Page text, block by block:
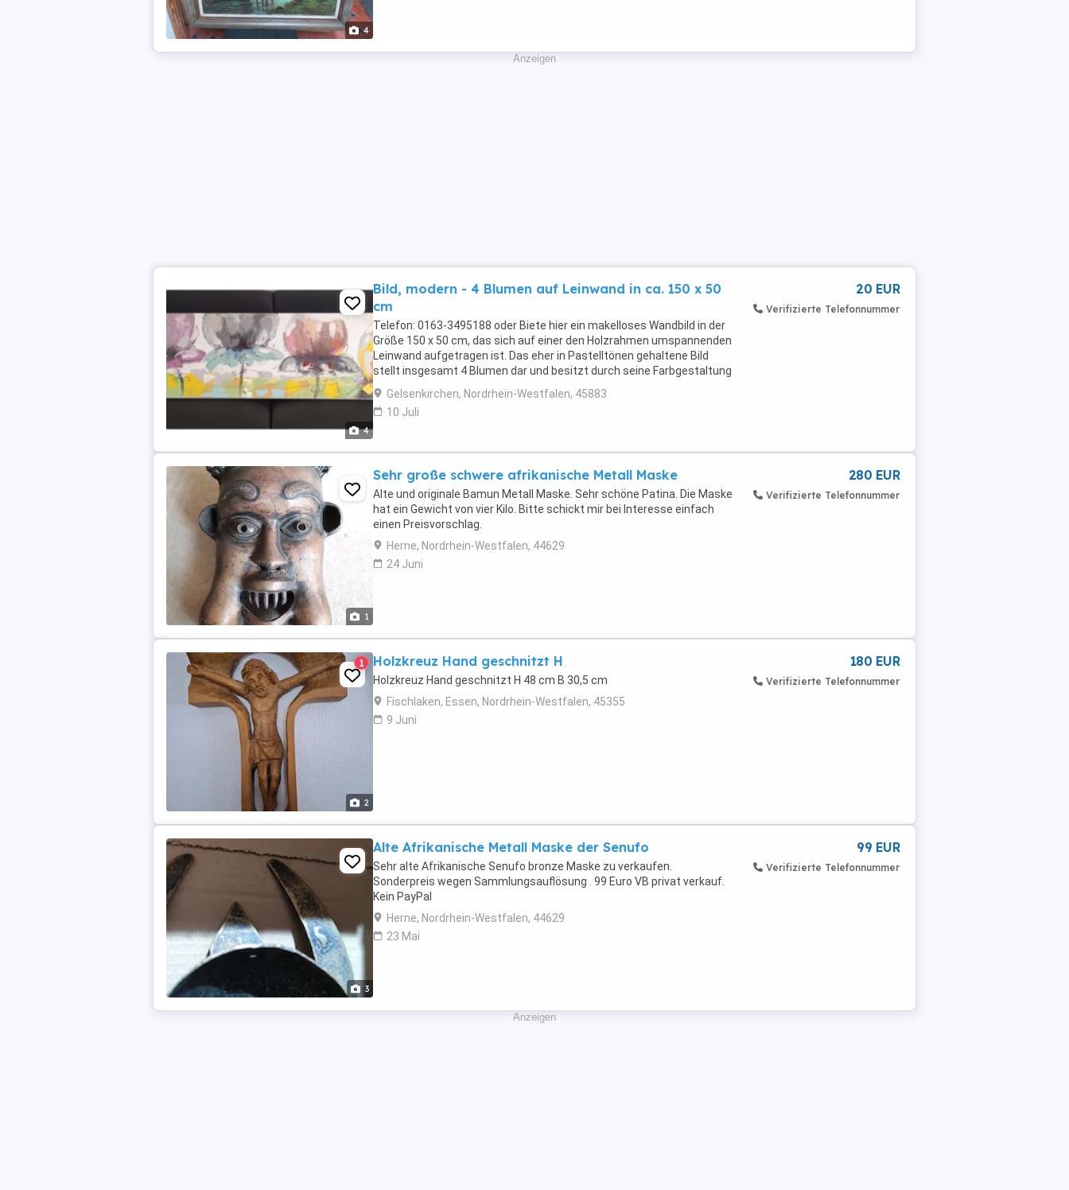
4
Anzeigen
4
Bild, modern - 4 Blumen auf Leinwand in ca. 150 x 50
cm
Telefon: 0163-3495188 oder Biete hier ein makelloses Wandbild in der
Größe 150 x 50 cm, das sich auf einer den Holzrahmen umspannenden
Leinwand aufgetragen ist. Das eher in Pastelltönen gehaltene Bild
stellt insgesamt 4 Blumen dar und besitzt durch seine Farbgestaltung
eine sehr freundliche und positive ...
Gelsenkirchen, Nordrhein-Westfalen, 45883
10 Juli
20 EUR
Verifizierte Telefonnummer
1
Sehr große schwere afrikanische Metall Maske
Alte und originale Bamun Metall Maske. Sehr schöne Patina. Die Maske
hat ein Gewicht von vier Kilo. Bitte schickt mir bei Interesse einfach
einen Preisvorschlag.
Herne, Nordrhein-Westfalen, 44629
24 Juni
280 EUR
Verifizierte Telefonnummer
2
1 Holzkreuz Hand geschnitzt H
Holzkreuz Hand geschnitzt H 48 cm B 30,5 cm
Fischlaken, Essen, Nordrhein-Westfalen, 45355
9 Juni
180 EUR
Verifizierte Telefonnummer
3
Alte Afrikanische Metall Maske der Senufo
Sehr alte Afrikanische Senufo bronze Maske zu verkaufen.
Sonderpreis wegen Sammlungsauflösung . 99 Euro VB privat verkauf.
Kein PayPal
Herne, Nordrhein-Westfalen, 44629
23 Mai
99 EUR
Verifizierte Telefonnummer
Anzeigen